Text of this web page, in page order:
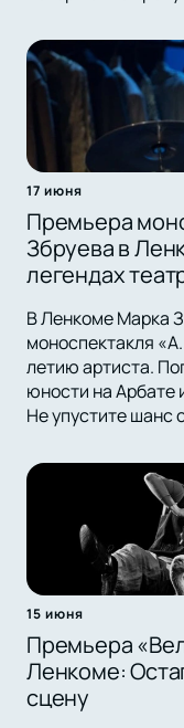
17 июня
Премьера
Збруева в
легендах
В Ленкоме Марка
моноспектакля
летию артиста.
юности на Арбате
Не упустите шанс
15 июня
Премьера
Ленкоме:
сцену